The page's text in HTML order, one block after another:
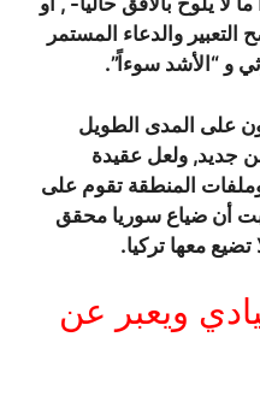
والدعاء المستمر
و “الأشد سوءاً”.
على المدى الطويل
جديد, ولعل عقيدة
المنطقة تقوم على
أن ضياع سوريا محقق
معها تركيا.
ويعبر عن